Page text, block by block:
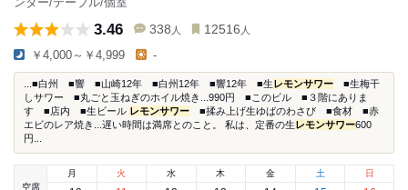
3.46 338 人 12516 人
￥4,000～￥4,999 -
...■白州 ■響 ■山崎12年 ■白州12年 ■響12年 ■生 レモンサワー ■生梅干
しサワー ■丸ごと玉ねぎのホイル焼き...990円 ■このビル ■３階にありま
す ■店内 ■生ビール レモンサワー ■揉み上げ生ゆばのわさび ■食材 ■赤
エビのレア焼き...遅い時間は満席とのこと。 私は、定番の生 レモンサワー600
円...
空席
月
火 水 木 金 土 日